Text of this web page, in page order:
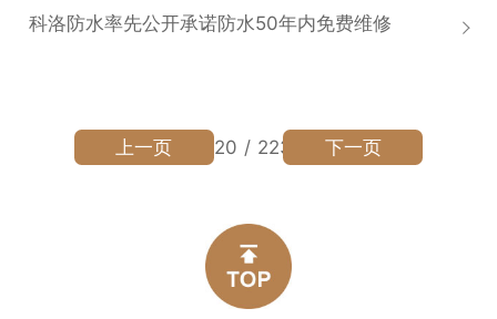
科洛防水率先公开承诺防水50年内免费维修
120 / 223
上一页 下一页